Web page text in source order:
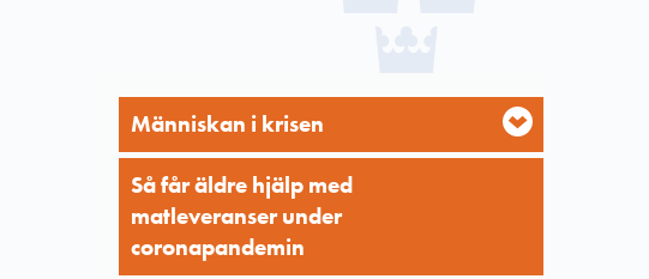
Människan i krisen
Så får äldre hjälp med
matleveranser under
coronapandemin